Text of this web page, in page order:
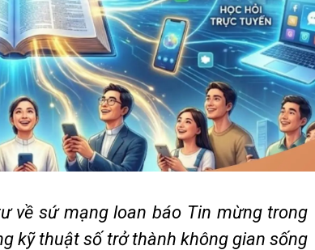
về sứ mạng loan báo Tin mừng trong
kỹ thuật số trở thành không gian sống